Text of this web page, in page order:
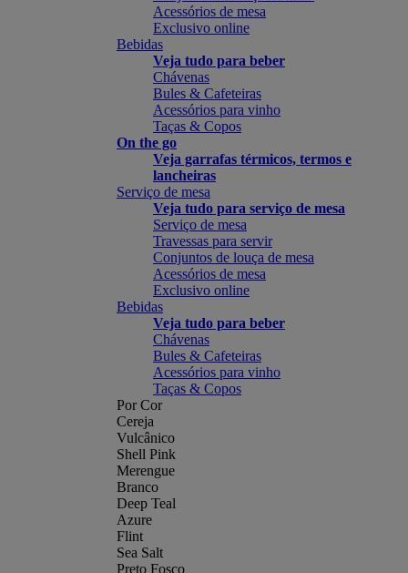
Acessórios de mesa
Exclusivo online
Bebidas
Veja tudo para beber
Chávenas
Bules & Cafeteiras
Acessórios para vinho
Taças & Copos
On the go
Veja garrafas térmicos, termos e
lancheiras
Serviço de mesa
Veja tudo para serviço de mesa
Serviço de mesa
Travessas para servir
Conjuntos de louça de mesa
Acessórios de mesa
Exclusivo online
Bebidas
Veja tudo para beber
Chávenas
Bules & Cafeteiras
Acessórios para vinho
Taças & Copos
Por Cor
Cereja
Vulcânico
Shell Pink
Merengue
Branco
Deep Teal
Azure
Flint
Sea Salt
Preto Fosco